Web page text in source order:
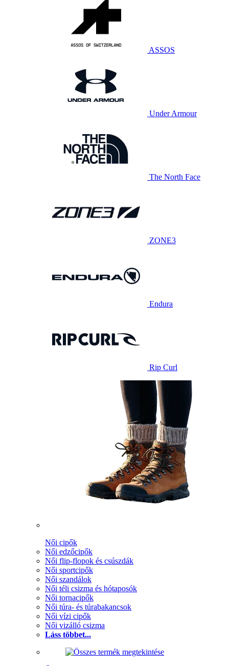
ASSOS
Under Armour
The North Face
ZONE3
Endura
Rip Curl
Női cipők
Női edzőcipők
Női flip-flopok és csúszdák
Női sportcipők
Női szandálok
Női téli csizma és hótaposók
Női tornacipők
Női túra- és túrabakancsok
Női vízi cipők
Női vizálló csizma
Láss többet...